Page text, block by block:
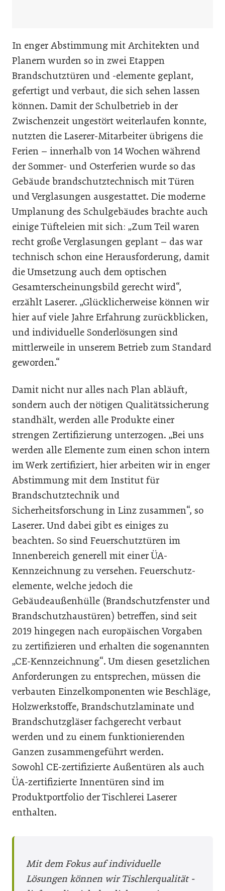
In enger Abstimmung mit Architekten und
Planern wurden so in zwei Etappen
Brandschutztüren und -elemente geplant,
gefertigt und verbaut, die sich sehen lassen
können. Damit der Schulbetrieb in der
Zwischenzeit ungestört weiterlaufen konnte,
nutzten die Laserer-Mitarbeiter übrigens die
Ferien – innerhalb von 14 Wochen während
der Sommer- und Osterferien wurde so das
Gebäude brandschutztechnisch mit Türen
und Verglasungen ausgestattet. Die moderne
Umplanung des Schulgebäudes brachte auch
einige Tüfteleien mit sich: „Zum Teil waren
recht große Verglasungen geplant – das war
technisch schon eine He­rausforderung, damit
die Umsetzung auch dem optischen
Gesamterscheinungsbild gerecht wird“,
erzählt Laserer. „Glücklicherweise können wir
hier auf viele Jahre Erfahrung zurückblicken,
und individuelle Sonderlösungen sind
mittlerweile in unserem Betrieb zum Standard
geworden.“
Damit nicht nur alles nach Plan abläuft,
sondern auch der nötigen Qualitätssicherung
standhält, werden alle Produkte einer
strengen Zertifizierung unterzogen. „Bei uns
werden alle Elemente zum einen schon intern
im Werk zertifiziert, hier arbeiten wir in enger
Abstimmung mit dem Institut für
Brandschutztechnik und
Sicherheitsforschung in Linz zusammen“, so
Laserer. Und dabei gibt es einiges zu
beachten. So sind Feuerschutz­türen im
Innenbereich generell mit einer ÜA-
Kennzeichnung zu versehen. Feuerschutz­
elemente, welche jedoch die
Gebäudeaußenhülle (Brandschutzfenster und
Brandschutzhaustüren) betreffen, sind seit
2019 hingegen nach europäischen Vorgaben
zu zertifizieren und erhalten die sogenannten
„CE-Kennzeichnung“. Um diesen gesetzlichen
Anforderungen zu entsprechen, müssen die
verbauten Einzelkomponenten wie Beschläge,
Holzwerkstoffe, Brandschutzlaminate und
Brandschutzgläser fachgerecht verbaut
werden und zu einem funktionierenden
Ganzen zusammengeführt werden.
Sowohl CE-zertifizierte Außentüren als auch
ÜA-zertifizierte Innentüren sind im
Produktportfolio der Tischlerei Laserer
enthalten.
Mit dem Fokus auf individuelle
Lösungen können wir Tischlerqualität ­